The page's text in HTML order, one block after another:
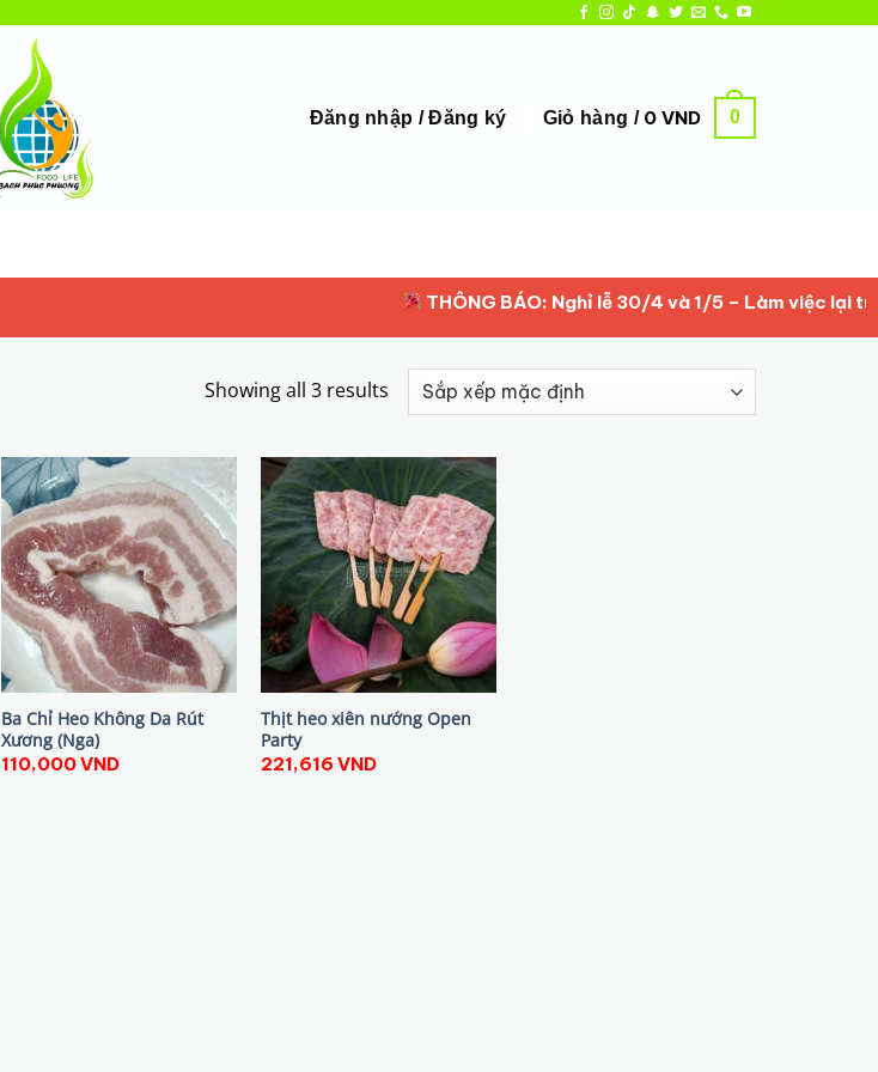
Đăng nhập / Đăng ký Giỏ hàng / 0 VND 0
THÔNG BÁO: Nghỉ lễ 30/4 và 1/5 – Làm việc lại từ 2/
Showing all 3 results
Ba Chỉ Heo Không Da Rút
Xương (Nga)
110,000VND
Thịt heo xiên nướng Open
Party
221,616VND